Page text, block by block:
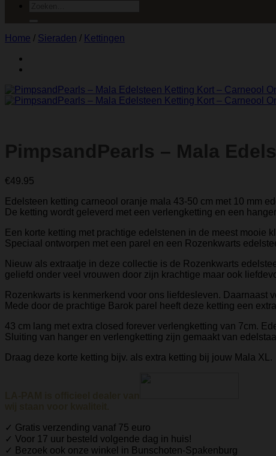
Home / Sieraden / Kettingen
PimpsandPearls – Mala
€49.95
Edelsteen ketting carneool oranje mala 43-50 cm met 10 mm
De ketting wordt geleverd met een verlengketting en een
Een korte ketting met prachtige edelstenen in de meest mooie
Speciaal ontworpen met een parel en een Rozenkwarts
Nieuw als extraatje in deze collectie is de Rozenkwarts
geliefd onder veel vrouwen door zijn krachtige maar ook
Rozenkwarts is kenmerkend voor ons liefdesleven. Daarnaast
Mede door de prachtige Barok parel heeft deze ketting een
43 cm lang met extra closed forever verlengketting van 7cm.
Sluiting van hanger en verlengketting zijn gemaakt van
Draag deze korte ketting bijv. als extra ketting bij jouw Mala XL.
✓ Gratis verzending vanaf 75 euro
✓ Voor 17 uur besteld volgende dag in huis!
✓ Bezoek ook onze winkel in Bunschoten-Spakenburg